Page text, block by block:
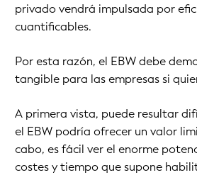
privado vendrá impulsada por
cuantificables.
Por esta razón, el EBW debe
tangible para las empresas si
A primera vista, puede resultar
el EBW podría ofrecer un valor
cabo, es fácil ver el enorme
costes y tiempo que supone